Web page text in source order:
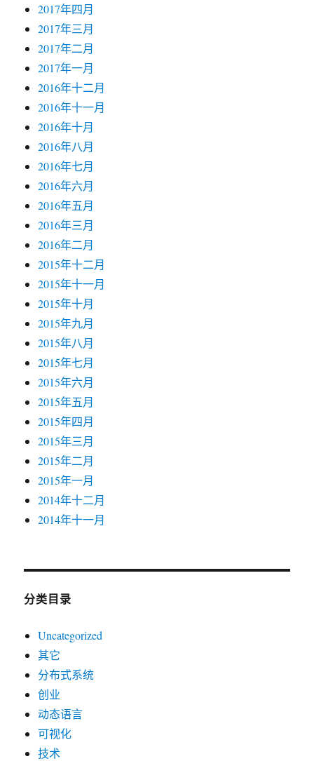
2017年四月
2017年三月
2017年二月
2017年一月
2016年十二月
2016年十一月
2016年十月
2016年八月
2016年七月
2016年六月
2016年五月
2016年三月
2016年二月
2015年十二月
2015年十一月
2015年十月
2015年九月
2015年八月
2015年七月
2015年六月
2015年五月
2015年四月
2015年三月
2015年二月
2015年一月
2014年十二月
2014年十一月
分类目录
Uncategorized
其它
分布式系统
创业
动态语言
可视化
技术